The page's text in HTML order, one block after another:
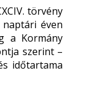
törvény
éven
a Kormány
szerint –
időtartama